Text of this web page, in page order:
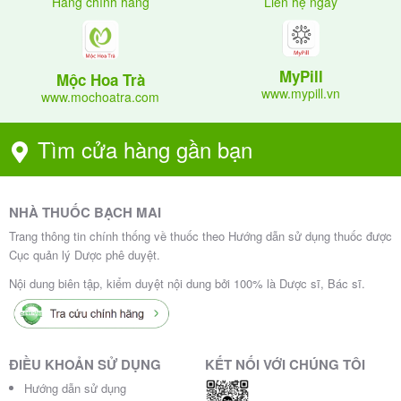
Chống chỉ định và thận trọng khi sử
dụng Enterogermina
Chống chỉ định
Không sử dụng Enterogermina 2 tỷ bào tử/5ml trong
Quá mẫn hoặc dị ứng với Bacillus clausii hoặc bất
kỳ thành phần nào của sản phẩm.
biệt từ bác sĩ).
Khi sử dụng đồng thời với kháng sinh
Mộc Hoa Trà
www.mochoatra.com
MyPill
www.mypill.vn
Tìm cửa hàng gần bạn
NHÀ THUỐC BẠCH MAI
Trang thông tin chính thống về thuốc theo Hướng dẫn sử dụng thuốc được
Cục quản lý Dược phê duyệt.
Nội dung biên tập, kiểm duyệt nội dung bởi 100% là Dược sĩ, Bác sĩ.
ĐIỀU KHOẢN SỬ DỤNG
Hướng dẫn sử dụng
KẾT NỐI VỚI CHÚNG TÔI